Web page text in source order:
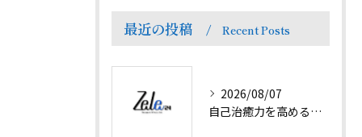
最近の投稿 Recent Posts
2026/08/07
自己治癒力を高めるプランで徳島県名西郡神山町の癒やし体験と地域の魅力を探る